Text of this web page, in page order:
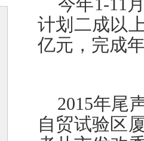
计划二成以
亿元，完成
2015年尾
自贸试验区